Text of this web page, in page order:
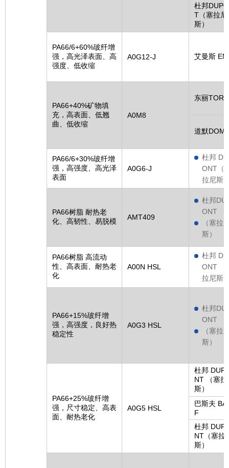
杜邦
T（塞拉尼
斯）
PA66/6+60%玻纤增
强，高光泽表面、高
强度、低收缩
A0G12-J 艾曼斯
PA66+40%矿物填
充，高表面、低翘
曲、低收缩
A0M8
东丽
道默
PA66/6+30%玻纤增
强，高强度、高光泽
表面
A0G6-J
杜邦
ONT（
拉尼斯
PA66树脂 耐热老
化、高韧性、易脱模
AMT409
杜邦
ONT
（塞拉
斯）
PA66树脂 高流动
性、高表面、耐热老
化
A00N HSL
杜邦
ONT （
拉尼斯
PA66+15%玻纤增
强，高强度，良好热
稳定性
A0G3 HSL
杜邦
ONT
（塞拉
斯）
PA66+25%玻纤增
强，尺寸稳定、高表
面、耐热老化
A0G5 HSL
杜邦
NT （塞拉
斯）
巴斯夫
F
杜邦
NT（塞拉
斯）